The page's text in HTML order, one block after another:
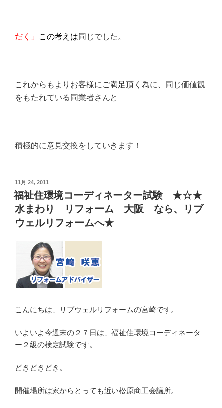
だく」 この考えは同じでした。
これからもよりお客様にご満足頂く為に、同じ価値観
をもたれている同業者さんと
積極的に意見交換をしていきます！
投
稿
日:
11月 24, 2011
福祉住環境コーディネーター試験 ★☆★
水まわり リフォーム 大阪 なら、リブ
ウェルリフォームへ★
こんにちは、リブウェルリフォームの宮崎です。
いよいよ今週末の２７日は、福祉住環境コーディネータ
ー２級の検定試験です。
どきどきどき。
開催場所は家からとっても近い松原商工会議所。